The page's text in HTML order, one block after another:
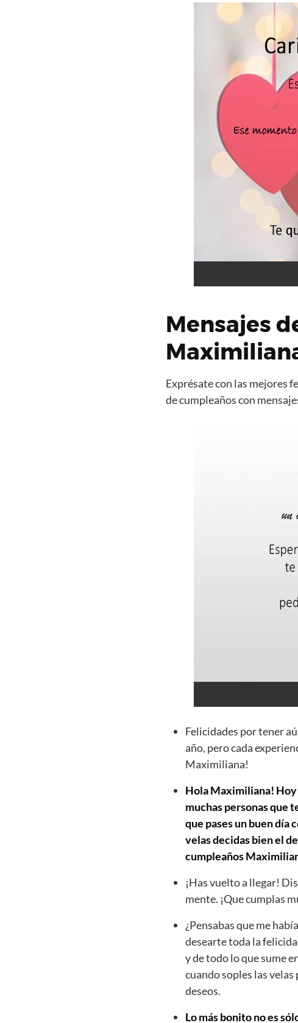
Mensajes
Exprésate con las mejores
de cumpleaños con
Felicidades por tener
año, pero cada
Maximiliana!
Hola Maximiliana! Hoy
muchas personas que
que pases un buen día
velas decidas bien el
cumpleaños
¡Has vuelto a llegar!
mente. ¡Que cumplas
¿Pensabas que me
desearte toda la
y de todo lo que sume
cuando soples las
deseos.
Lo más bonito no es